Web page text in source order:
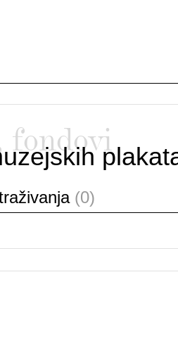
fondovi
(0)